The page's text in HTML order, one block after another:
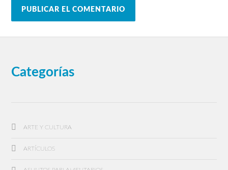
Categorías
ARTE Y CULTURA
ARTÍCULOS